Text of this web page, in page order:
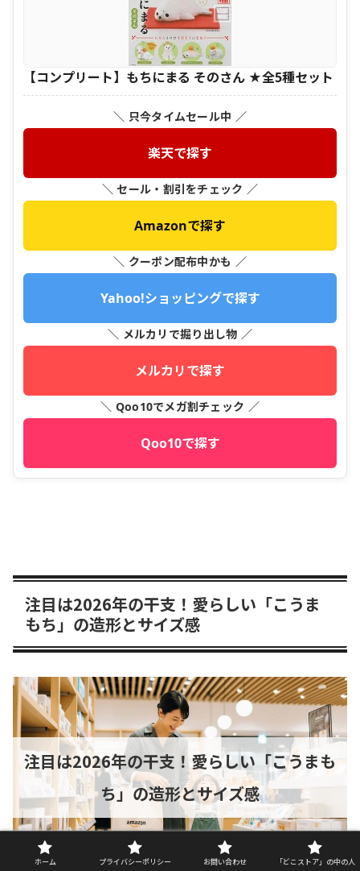
【コンプリート】もちにまる そのさん ★全5種セット
＼ 只今タイムセール中 ／
楽天で探す
＼ セール・割引をチェック ／
Amazonで探す
＼ クーポン配布中かも ／
Yahoo!ショッピングで探す
＼ メルカリで掘り出し物 ／
メルカリで探す
＼ Qoo10でメガ割チェック ／
Qoo10で探す
注目は2026年の干支！愛らしい「こうま
もち」の造形とサイズ感
注目は2026年の干支！愛らしい「こうまも
ち」の造形とサイズ感
ホーム プライバシーポリシー お問い合わせ 「どこストア」の中の人